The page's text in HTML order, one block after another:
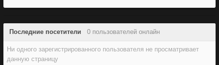
Последние посетители 0 пользователей онлайн
Ни одного зарегистрированного пользователя не просматривает
данную страницу